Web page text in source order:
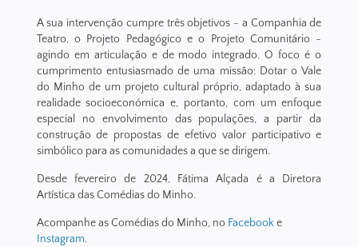
A sua intervenção cumpre três objetivos - a Companhia de
Teatro, o Projeto Pedagógico e o Projeto Comunitário -
agindo em articulação e de modo integrado. O foco é o
cumprimento entusiasmado de uma missão: Dotar o Vale
do Minho de um projeto cultural próprio, adaptado à sua
realidade socioeconómica e, portanto, com um enfoque
especial no envolvimento das populações, a partir da
construção de propostas de efetivo valor participativo e
simbólico para as comunidades a que se dirigem.
Desde fevereiro de 2024, Fátima Alçada é a Diretora
Artística das Comédias do Minho.
Acompanhe as Comédias do Minho, no Facebooke
Instagram.